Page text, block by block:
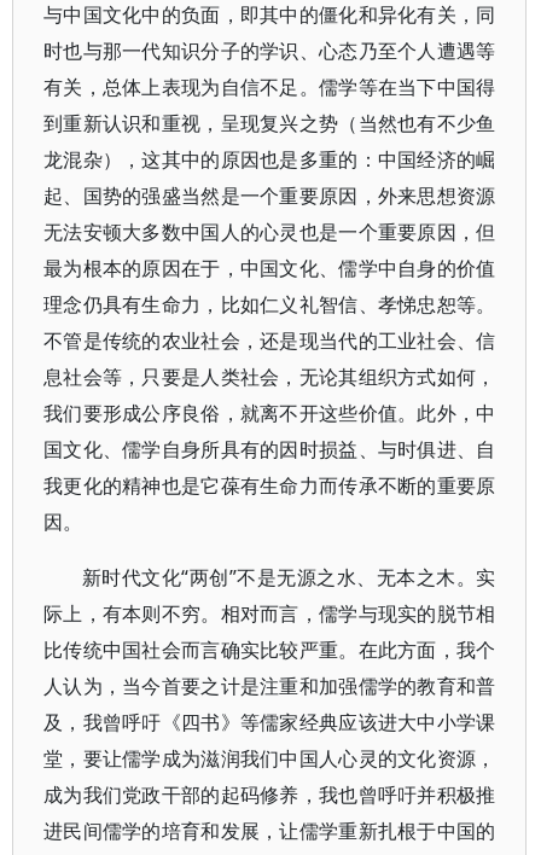
与中国文化中的负面，即其中的僵化和异化有关，同
时也与那一代知识分子的学识、心态乃至个人遭遇等
有关，总体上表现为自信不足。儒学等在当下中国得
到重新认识和重视，呈现复兴之势（当然也有不少鱼
龙混杂），这其中的原因也是多重的：中国经济的崛
起、国势的强盛当然是一个重要原因，外来思想资源
无法安顿大多数中国人的心灵也是一个重要原因，但
最为根本的原因在于，中国文化、儒学中自身的价值
理念仍具有生命力，比如仁义礼智信、孝悌忠恕等。
不管是传统的农业社会，还是现当代的工业社会、信
息社会等，只要是人类社会，无论其组织方式如何，
我们要形成公序良俗，就离不开这些价值。此外，中
国文化、儒学自身所具有的因时损益、与时俱进、自
我更化的精神也是它葆有生命力而传承不断的重要原
因。
新时代文化“两创”不是无源之水、无本之木。实
际上，有本则不穷。相对而言，儒学与现实的脱节相
比传统中国社会而言确实比较严重。在此方面，我个
人认为，当今首要之计是注重和加强儒学的教育和普
及，我曾呼吁《四书》等儒家经典应该进大中小学课
堂，要让儒学成为滋润我们中国人心灵的文化资源，
成为我们党政干部的起码修养，我也曾呼吁并积极推
进民间儒学的培育和发展，让儒学重新扎根于中国的